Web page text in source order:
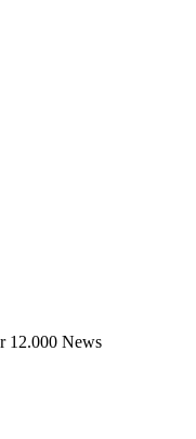
12.000 News